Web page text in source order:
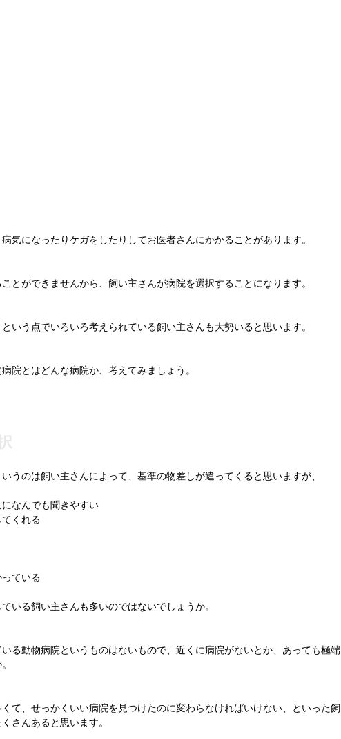
気になったりケガをしたりしてお医者さんにかかることがあります。
とができませんから、飼い主さんが病院を選択することになります。
いう点でいろいろ考えられている飼い主さんも大勢いると思います。
院とはどんな病院か、考えてみましょう。
うのは飼い主さんによって、基準の物差しが違ってくると思いますが、
なんでも聞きやすい
くれる
ている
いる飼い主さんも多いのではないでしょうか。
る動物病院というものはないもので、近くに病院がないとか、あっても極端
て、せっかくいい病院を見つけたのに変わらなければいけない、といった飼
さんあると思います。